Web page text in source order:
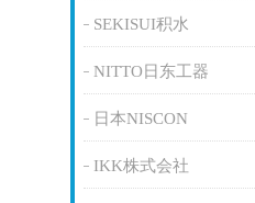
SEKISUI积水
NITTO日东工器
日本NISCON
IKK株式会社